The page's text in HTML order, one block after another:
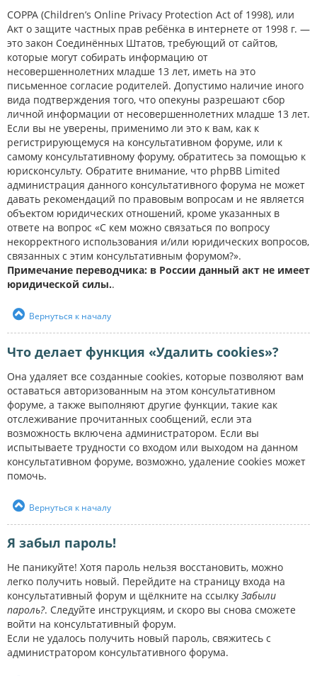
COPPA (Children’s Online Privacy Protection Act of 1998), или
Акт о защите частных прав ребёнка в интернете от 1998 г. —
это закон Соединённых Штатов, требующий от сайтов,
которые могут собирать информацию от
несовершеннолетних младше 13 лет, иметь на это
письменное согласие родителей. Допустимо наличие иного
вида подтверждения того, что опекуны разрешают сбор
личной информации от несовершеннолетних младше 13 лет.
Если вы не уверены, применимо ли это к вам, как к
регистрирующемуся на консультативном форуме, или к
самому консультативному форуму, обратитесь за помощью к
юрисконсульту. Обратите внимание, что phpBB Limited
администрация данного консультативного форума не может
давать рекомендаций по правовым вопросам и не является
объектом юридических отношений, кроме указанных в
ответе на вопрос «С кем можно связаться по вопросу
некорректного использования и/или юридических вопросов,
связанных с этим консультативным форумом?».
Примечание переводчика: в России данный акт не имеет
юридической силы..
Вернуться к началу
Что делает функция «Удалить cookies»?
Она удаляет все созданные cookies, которые позволяют вам
оставаться авторизованным на этом консультативном
форуме, а также выполняют другие функции, такие как
отслеживание прочитанных сообщений, если эта
возможность включена администратором. Если вы
испытываете трудности со входом или выходом на данном
консультативном форуме, возможно, удаление cookies может
помочь.
Вернуться к началу
Я забыл пароль!
Не паникуйте! Хотя пароль нельзя восстановить, можно
легко получить новый. Перейдите на страницу входа на
консультативный форум и щёлкните на ссылку Забыли
пароль?. Следуйте инструкциям, и скоро вы снова сможете
войти на консультативный форум.
Если не удалось получить новый пароль, свяжитесь с
администратором консультативного форума.